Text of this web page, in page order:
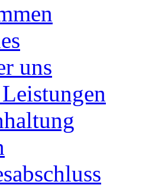
uns